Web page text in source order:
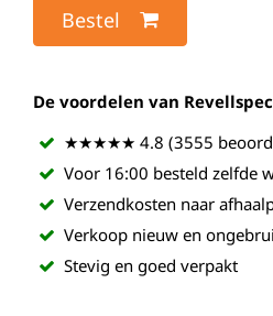
Bestel
De voordelen van
★★★★★ 4.8 (3555
Voor 16:00 besteld zelfde
Verzendkosten naar
Verkoop nieuw en
Stevig en goed verpakt